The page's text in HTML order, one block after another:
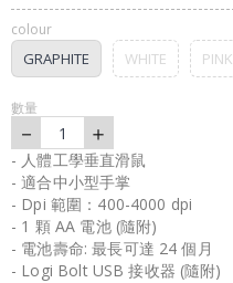
colour
GRAPHITE WHITE PINK
數量
－ 1 ＋
- 人體工學垂直滑鼠
- 適合中小型手掌
- Dpi 範圍：400-4000 dpi
- 1 顆 AA 電池 (隨附)
- 電池壽命: 最長可達 24 個月
- Logi Bolt USB 接收器 (隨附)